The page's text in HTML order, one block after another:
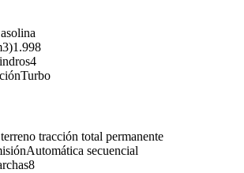
1.998
4
Turbo
tracción total permanente
Automática secuencial
8